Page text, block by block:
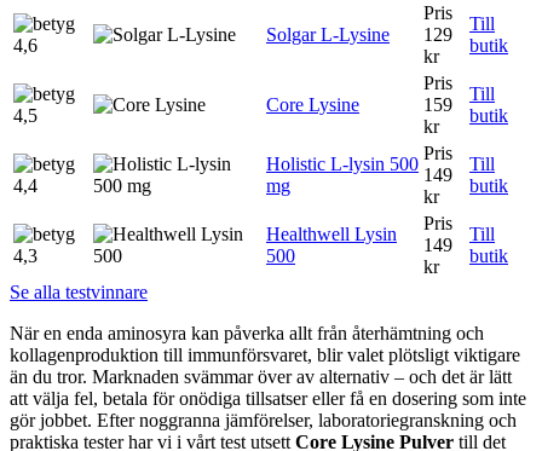
4,6
Solgar L-Lysine
Pris
129
kr
Till
butik
4,5
Core Lysine
Pris
159
kr
Till
butik
4,4
Holistic L-lysin 500
mg
Pris
149
kr
Till
butik
4,3
Healthwell Lysin
500
Pris
149
kr
Till
butik
Se alla testvinnare
När en enda aminosyra kan påverka allt från återhämtning och
kollagenproduktion till immunförsvaret, blir valet plötsligt viktigare
än du tror. Marknaden svämmar över av alternativ – och det är lätt
att välja fel, betala för onödiga tillsatser eller få en dosering som inte
gör jobbet. Efter noggranna jämförelser, laboratoriegranskning och
praktiska tester har vi i vårt test utsett Core Lysine Pulver till det